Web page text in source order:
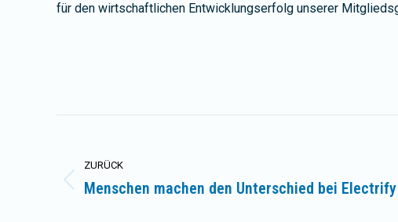
für den wirtschaftlichen Entwicklungserfolg unserer
ZURÜCK
Vorheriger
Menschen machen den Unterschied bei